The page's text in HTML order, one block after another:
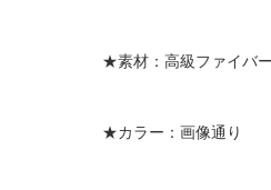
★素材：高級ファイバー
★カラー：画像通り